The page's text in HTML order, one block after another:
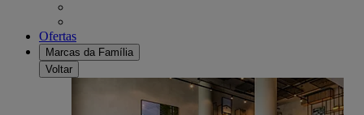
Ofertas
Marcas da Família
Voltar